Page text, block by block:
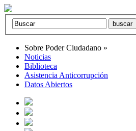
Sobre Poder Ciudadano »
Noticias
Biblioteca
Asistencia Anticorrupción
Datos Abiertos